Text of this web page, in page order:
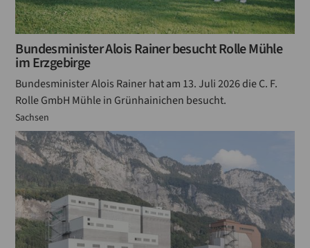
Bundesminister Alois Rainer besucht Rolle Mühle
im Erzgebirge
Bundesminister Alois Rainer hat am 13. Juli 2026 die C. F.
Rolle GmbH Mühle in Grünhainichen besucht.
Sachsen